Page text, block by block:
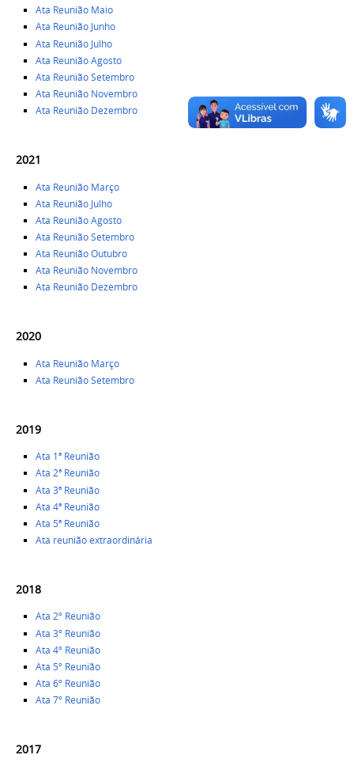
Ata Reunião Maio
Ata ReuniãoJunho
Ata Reunião Julho
Ata Reunião Agosto
Ata Reunião Setembro
Ata Reunião Novembro
Ata Reunião Dezembro
2021
Ata Reunião Março
Ata Reunião Julho
Ata Reunião Agosto
Ata Reunião Setembro
Ata Reunião Outubro
Ata Reunião Novembro
Ata Reunião Dezembro
2020
Ata Reunião Março
Ata Reunião Setembro
2019
Ata 1ª Reunião
Ata 2ª Reunião
Ata 3ª Reunião
Ata 4ª Reunião
Ata 5ª Reunião
Ata reunião extraordinária
2018
Ata 2º Reunião
Ata 3º Reunião
Ata 4º Reunião
Ata 5º Reunião
Ata 6º Reunião
Ata 7º Reunião
2017